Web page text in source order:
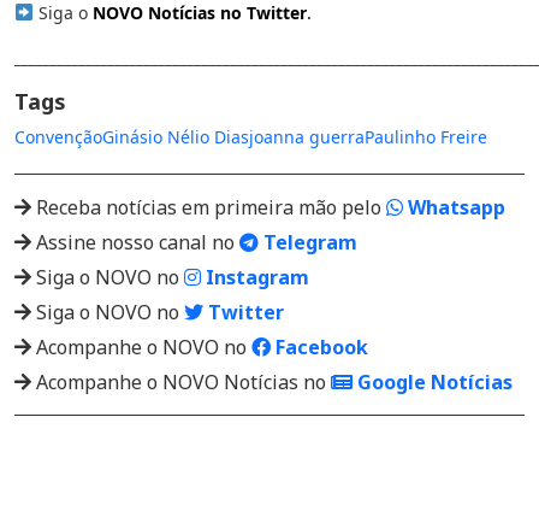
Siga o NOVO Notícias no Twitter.
Tags
ConvençãoGinásio Nélio Diasjoanna guerraPaulinho Freire
Receba notícias em primeira mão pelo
Whatsapp
Assine nosso canal no
Telegram
Siga o NOVO no
Instagram
Siga o NOVO no
Twitter
Acompanhe o NOVO no
Facebook
Acompanhe o NOVO Notícias no
Google Notícias